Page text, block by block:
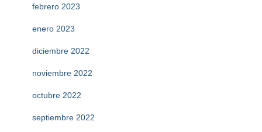
febrero 2023
enero 2023
diciembre 2022
noviembre 2022
octubre 2022
septiembre 2022